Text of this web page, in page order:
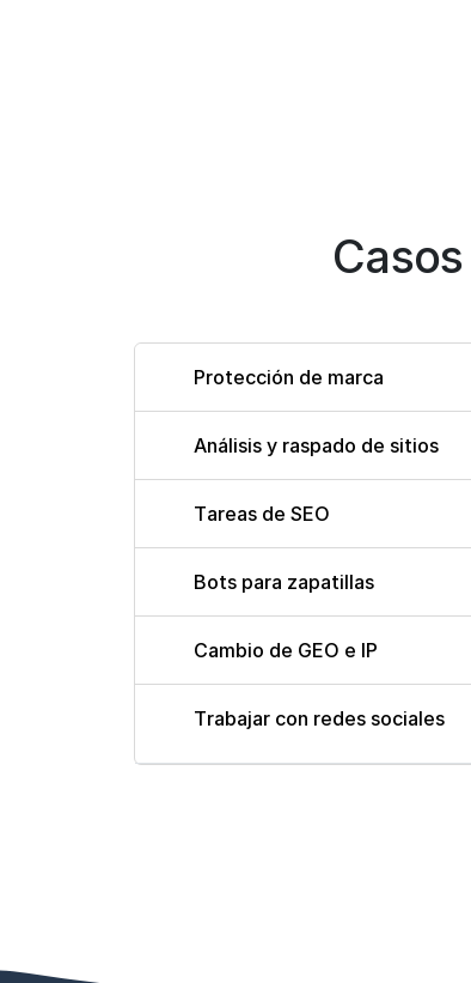
Protección de marca
Análisis y raspado de sitios
Tareas de SEO
Bots para zapatillas
Cambio de GEO e IP
Trabajar con redes sociales